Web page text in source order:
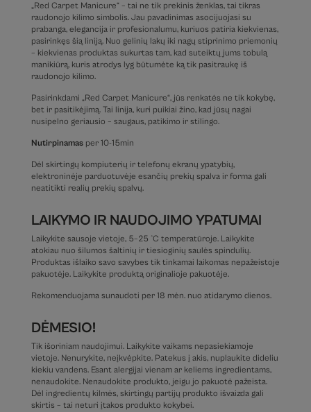
„Red Carpet Manicure“ – tai ne tik prekinis ženklas, tai tikras
raudonojo kilimo simbolis. Jau pavadinimas asocijuojasi su
prabanga, elegancija ir profesionalumu, kuriuos patiria kiekvienas,
pasirinkęs šią liniją. Nuo gelinių lakų iki nagų stiprinimo priemonių
– kiekvienas produktas sukurtas tam, kad suteiktų jums tobulą
manikiūrą, kuris atrodys lyg būtumėte ką tik pasitraukę iš
raudonojo kilimo.
Pasirinkdami „Red Carpet Manicure“, jūs renkatės ne tik kokybę,
bet ir pasitikėjimą. Tai linija, kuri puikiai žino, kad jūsų nagai
nusipelno geriausio – saugaus, patikimo ir stilingo.
Nutirpinamasper 10-15min
Dėl skirtingų kompiuterių ir telefonų ekranų ypatybių,
elektroninėje parduotuvėje esančių prekių spalva ir forma gali
neatitikti realių prekių spalvų.
LAIKYMO IR NAUDOJIMO YPATUMAI
Laikykite sausoje vietoje, 5–25 °C temperatūroje. Laikykite
atokiau nuo šilumos šaltinių ir tiesioginių saulės spindulių.
Produktas išlaiko savo savybes tik tinkamai laikomas nepažeistoje
pakuotėje. Laikykite produktą originalioje pakuotėje.
Rekomenduojama sunaudoti per 18 mėn. nuo atidarymo dienos.
DĖMESIO!
Tik išoriniam naudojimui. Laikykite vaikams nepasiekiamoje
vietoje. Nenurykite, neįkvėpkite. Patekus į akis, nuplaukite dideliu
kiekiu vandens. Esant alergijai vienam ar keliems ingredientams,
nenaudokite. Nenaudokite produkto, jeigu jo pakuotė pažeista.
Dėl ingredientų kilmės, skirtingų partijų produkto išvaizda gali
skirtis – tai neturi įtakos produkto kokybei.